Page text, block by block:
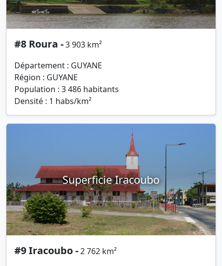
#8 Roura -3 903 km²
Département : GUYANE
Région : GUYANE
Population : 3 486 habitants
Densité : 1 habs/km²
Superficie Iracoubo
#9 Iracoubo -2 762 km²